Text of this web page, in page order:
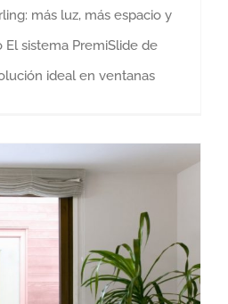
más luz, más espacio y
sistema PremiSlide de
ideal en ventanas